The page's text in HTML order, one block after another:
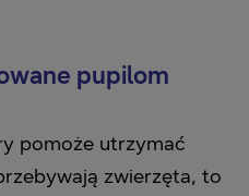
pupilom
pomoże utrzymać
zwierzęta, to